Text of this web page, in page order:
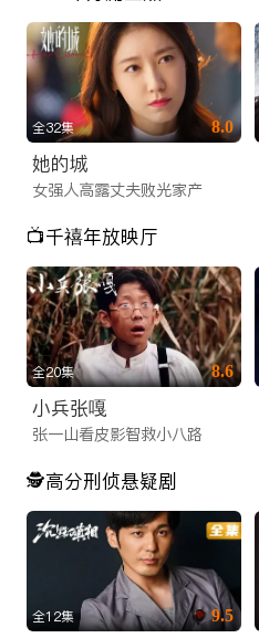
全32集 8.0
她的城
女强人高露丈夫败光家产
📺千禧年放映厅
全20集 8.6
小兵张嘎
张一山看皮影智救小八路
🕵️高分刑侦悬疑剧
全12集 9.5